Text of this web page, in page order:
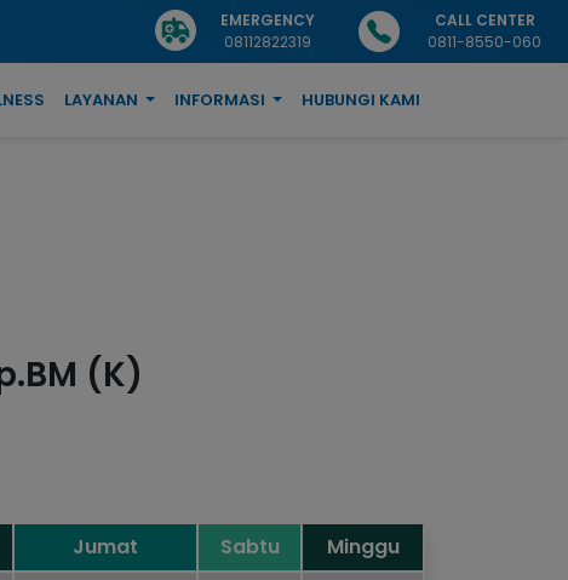
EMERGENCY
08112822319
CALL CENTER
0811-8550-060
LAYANAN INFORMASI HUBUNGI KAMI
(K)
Jumat Sabtu
Minggu